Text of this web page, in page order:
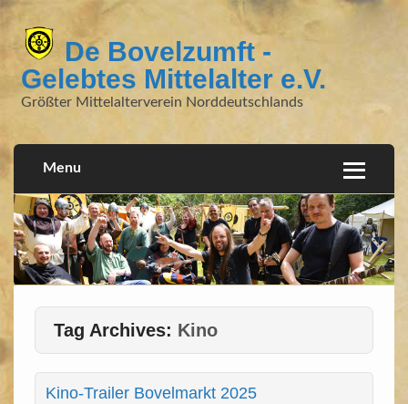
De Bovelzumft -
Gelebtes Mittelalter e.V.
Größter Mittelalterverein Norddeutschlands
Menu
Tag Archives: Kino
Kino-Trailer Bovelmarkt 2025